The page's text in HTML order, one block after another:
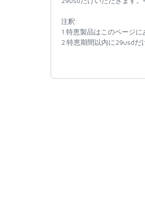
注釈:
1.特恵製品はこのページに
2.特恵期間以内に29usdだ